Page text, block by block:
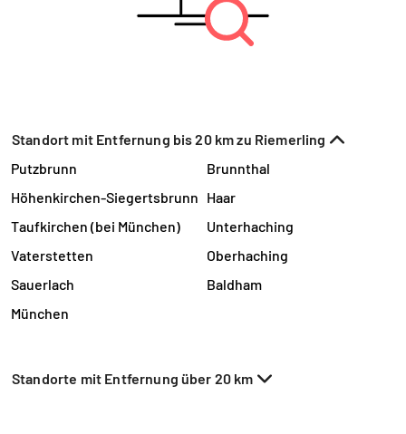
Standort mit Entfernung bis 20 km zu Riemerling
Putzbrunn
Brunnthal
Höhenkirchen-Siegertsbrunn Haar
Taufkirchen (bei München)
Unterhaching
Vaterstetten
Oberhaching
Sauerlach
Baldham
München
Standorte mit Entfernung über 20 km